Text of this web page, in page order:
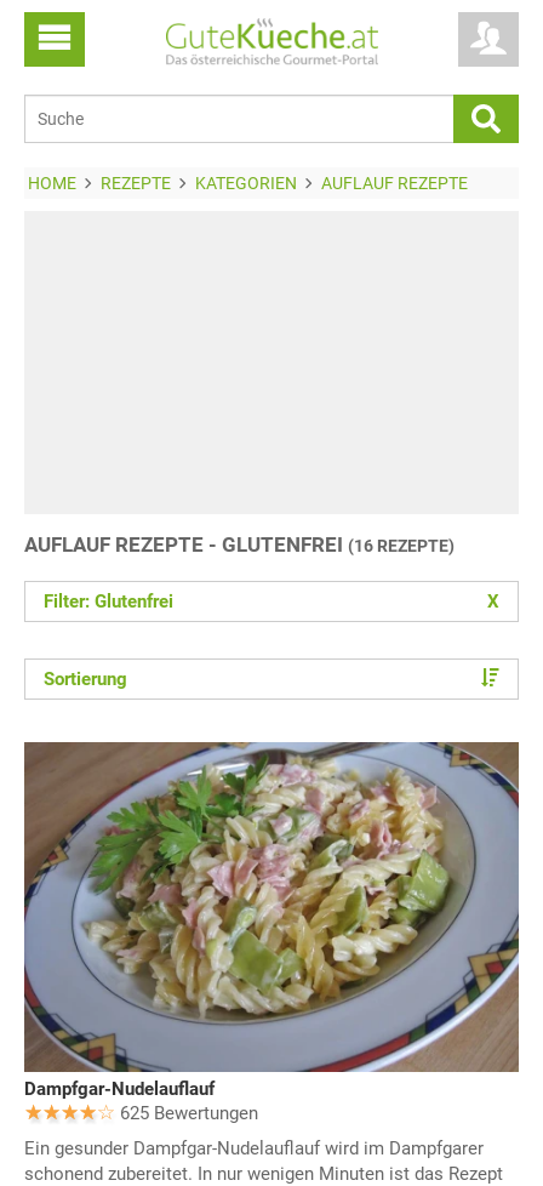
HOME REZEPTE KATEGORIEN AUFLAUF REZEPTE
AUFLAUF REZEPTE - GLUTENFREI (16 REZEPTE)
Filter: Glutenfrei X
Sortierung
Dampfgar-Nudelauflauf
625 Bewertungen
Ein gesunder Dampfgar-Nudelauflauf wird im Dampfgarer
schonend zubereitet. In nur wenigen Minuten ist das Rezept